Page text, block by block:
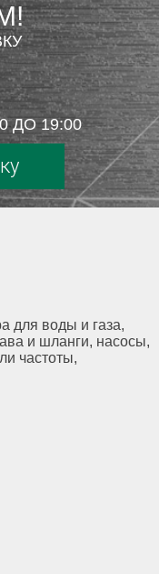
ДО 19:00
для воды и газа,
и шланги, насосы,
частоты,